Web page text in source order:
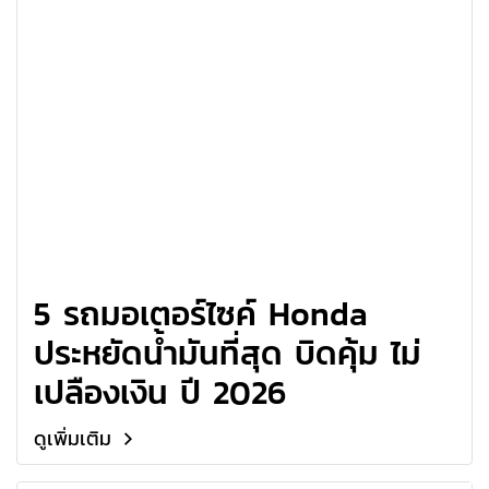
5 รถมอเตอร์ไซค์ Honda
ประหยัดน้ำมันที่สุด บิดคุ้ม ไม่
เปลืองเงิน ปี 2026
ดูเพิ่มเติม